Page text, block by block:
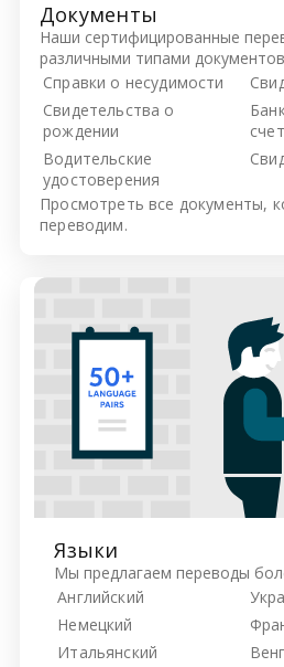
Документы
Наши сертифицированные
различными типами
Справки о несудимости
Свидетельства о
рождении
Водительские
удостоверения
Просмотреть все документы,
переводим.
Языки
Мы предлагаем переводы
Английский
Немецкий
Итальянский